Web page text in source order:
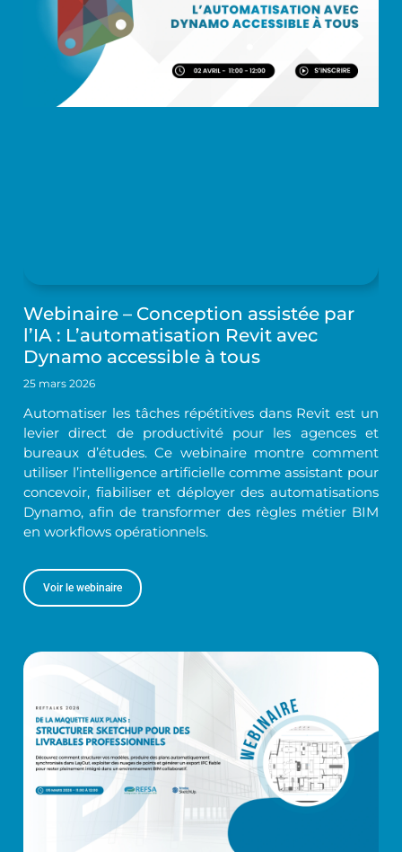
Webinaire – Conception assistée par
l’IA : L’automatisation Revit avec
Dynamo accessible à tous
25 mars 2026
Automatiser les tâches répétitives dans Revit est un
levier direct de productivité pour les agences et
bureaux d’études. Ce webinaire montre comment
utiliser l’intelligence artificielle comme assistant pour
concevoir, fiabiliser et déployer des automatisations
Dynamo, afin de transformer des règles métier BIM
en workflows opérationnels.
Voir le webinaire